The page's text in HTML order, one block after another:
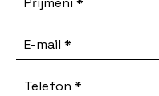
E-mail *
Telefon *